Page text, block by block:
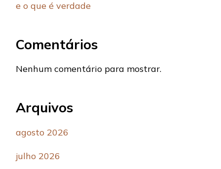
e o que é verdade
Comentários
Nenhum comentário para mostrar.
Arquivos
agosto 2026
julho 2026